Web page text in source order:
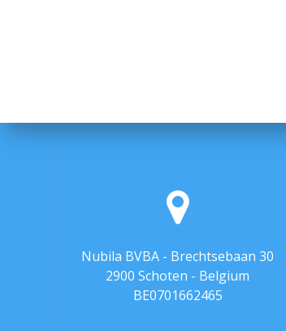
Nubila BVBA - Brechtsebaan 30
2900 Schoten - Belgium
BE0701662465